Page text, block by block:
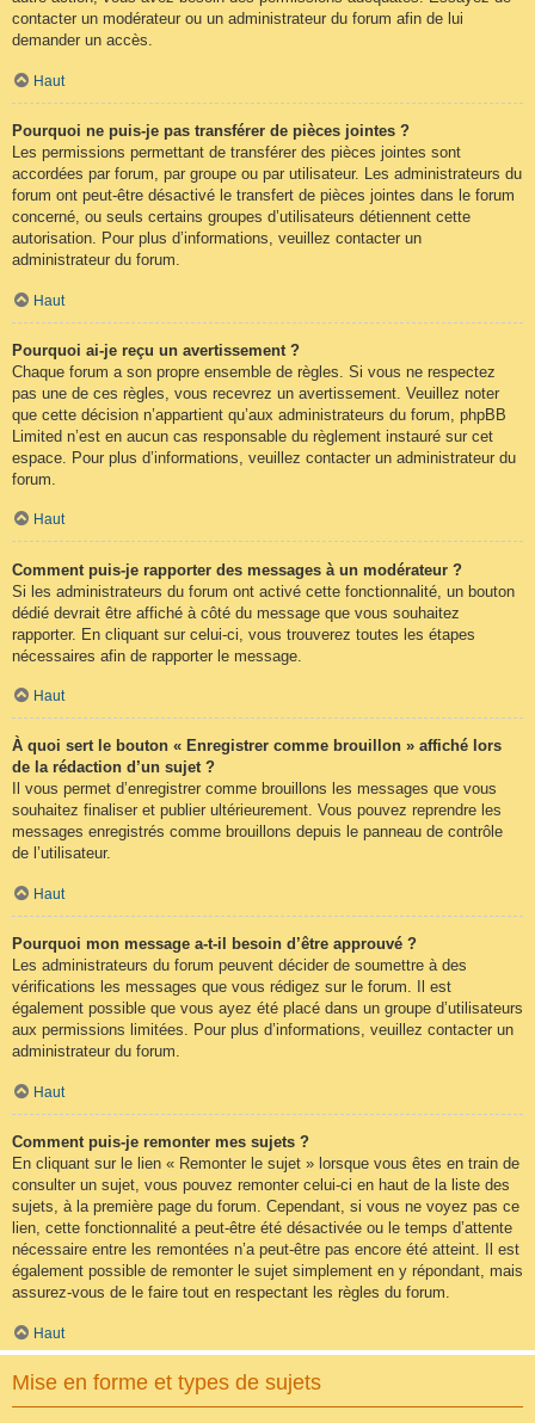
contacter un modérateur ou un administrateur du forum afin de lui
demander un accès.
Haut
Pourquoi ne puis-je pas transférer de pièces jointes ?
Les permissions permettant de transférer des pièces jointes sont
accordées par forum, par groupe ou par utilisateur. Les administrateurs du
forum ont peut-être désactivé le transfert de pièces jointes dans le forum
concerné, ou seuls certains groupes d’utilisateurs détiennent cette
autorisation. Pour plus d’informations, veuillez contacter un
administrateur du forum.
Haut
Pourquoi ai-je reçu un avertissement ?
Chaque forum a son propre ensemble de règles. Si vous ne respectez
pas une de ces règles, vous recevrez un avertissement. Veuillez noter
que cette décision n’appartient qu’aux administrateurs du forum, phpBB
Limited n’est en aucun cas responsable du règlement instauré sur cet
espace. Pour plus d’informations, veuillez contacter un administrateur du
forum.
Haut
Comment puis-je rapporter des messages à un modérateur ?
Si les administrateurs du forum ont activé cette fonctionnalité, un bouton
dédié devrait être affiché à côté du message que vous souhaitez
rapporter. En cliquant sur celui-ci, vous trouverez toutes les étapes
nécessaires afin de rapporter le message.
Haut
À quoi sert le bouton « Enregistrer comme brouillon » affiché lors
de la rédaction d’un sujet ?
Il vous permet d’enregistrer comme brouillons les messages que vous
souhaitez finaliser et publier ultérieurement. Vous pouvez reprendre les
messages enregistrés comme brouillons depuis le panneau de contrôle
de l’utilisateur.
Haut
Pourquoi mon message a-t-il besoin d’être approuvé ?
Les administrateurs du forum peuvent décider de soumettre à des
vérifications les messages que vous rédigez sur le forum. Il est
également possible que vous ayez été placé dans un groupe d’utilisateurs
aux permissions limitées. Pour plus d’informations, veuillez contacter un
administrateur du forum.
Haut
Comment puis-je remonter mes sujets ?
En cliquant sur le lien « Remonter le sujet » lorsque vous êtes en train de
consulter un sujet, vous pouvez remonter celui-ci en haut de la liste des
sujets, à la première page du forum. Cependant, si vous ne voyez pas ce
lien, cette fonctionnalité a peut-être été désactivée ou le temps d’attente
nécessaire entre les remontées n’a peut-être pas encore été atteint. Il est
également possible de remonter le sujet simplement en y répondant, mais
assurez-vous de le faire tout en respectant les règles du forum.
Haut
Mise en forme et types de sujets